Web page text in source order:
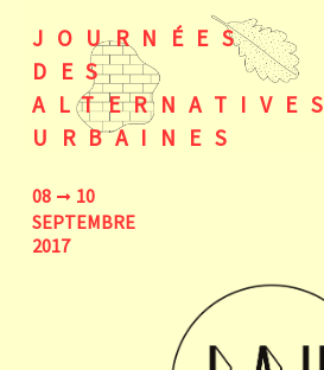
08
10
SEPTEMBRE
2017
JOURNÉES
DES
ALTERNATIVES
URBAINES